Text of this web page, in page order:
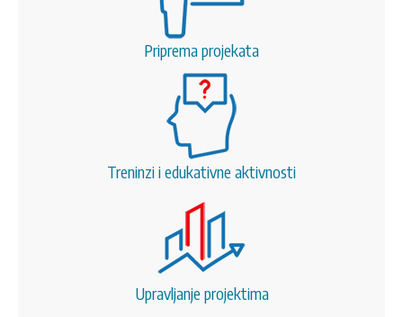
Priprema projekata
Treninzi i edukativne aktivnosti
Upravljanje projektima